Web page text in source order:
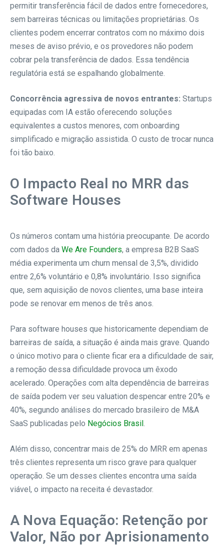
permitir transferência fácil de dados entre fornecedores,
sem barreiras técnicas ou limitações proprietárias. Os
clientes podem encerrar contratos com no máximo dois
meses de aviso prévio, e os provedores não podem
cobrar pela transferência de dados. Essa tendência
regulatória está se espalhando globalmente.
Concorrência agressiva de novos entrantes: Startups
equipadas com IA estão oferecendo soluções
equivalentes a custos menores, com onboarding
simplificado e migração assistida. O custo de trocar nunca
foi tão baixo.
O Impacto Real no MRR das
Software Houses
Os números contam uma história preocupante. De acordo
com dados da We Are Founders, a empresa B2B SaaS
média experimenta um churn mensal de 3,5%, dividido
entre 2,6% voluntário e 0,8% involuntário. Isso significa
que, sem aquisição de novos clientes, uma base inteira
pode se renovar em menos de três anos.
Para software houses que historicamente dependiam de
barreiras de saída, a situação é ainda mais grave. Quando
o único motivo para o cliente ficar era a dificuldade de sair,
a remoção dessa dificuldade provoca um êxodo
acelerado. Operações com alta dependência de barreiras
de saída podem ver seu valuation despencar entre 20% e
40%, segundo análises do mercado brasileiro de M&A
SaaS publicadas pelo Negócios Brasil.
Além disso, concentrar mais de 25% do MRR em apenas
três clientes representa um risco grave para qualquer
operação. Se um desses clientes encontra uma saída
viável, o impacto na receita é devastador.
A Nova Equação: Retenção por
Valor, Não por Aprisionamento